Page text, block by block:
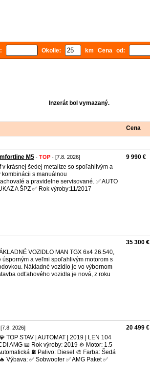
Okolie: km Cena od:
Inzerát bol vymazaný.
Cena
M5 - TOP - [7.8. 2026]
v krásnej šedej metalíze so spoľahlivým a
kombinácii s manuálnou
a pravidelne servisované. ✅️ AUTO
A ŠPZ ✅️ Rok výroby:11/2017
9 990 €
VOZIDLO MAN TGX 6x4 26.540,
a veľmi spoľahlivým motorom s
Nákladné vozidlo je vo výbornom
odťahového vozidla je nová, z roku
35 300 €
2026]
TOP STAV | AUTOMAT | 2019 | LEN 104
AMG 📅 Rok výroby: 2019 ⚙️ Motor: 1.5
⛽ Palivo: Diesel 🎨 Farba: Šedá
Výbava: ✅ Sobwoofer ✅ AMG Paket ✅
20 499 €